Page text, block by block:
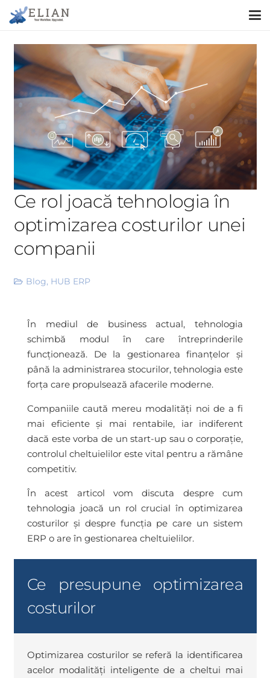
Ce rol joacă tehnologia în
optimizarea costurilor unei
companii
Blog, HUB ERP
În mediul de business actual, tehnologia
schimbă modul în care întreprinderile
funcționează. De la gestionarea finanțelor și
până la administrarea stocurilor, tehnologia este
forța care propulsează afacerile moderne.
Companiile caută mereu modalități noi de a fi
mai eficiente și mai rentabile, iar indiferent
dacă este vorba de un start-up sau o corporație,
controlul cheltuielilor este vital pentru a rămâne
competitiv.
În acest articol vom discuta despre cum
tehnologia joacă un rol crucial în optimizarea
costurilor și despre funcția pe care un sistem
ERP o are în gestionarea cheltuielilor.
Ce presupune optimizarea
costurilor
Optimizarea costurilor se referă la identificarea
acelor modalități inteligente de a cheltui mai